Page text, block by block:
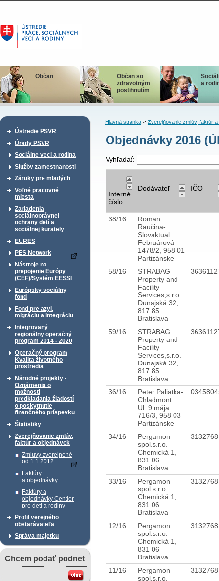
Občan
Občan so
zdravotným
postihnutím
a
Ústredie PSVR
Úrady PSVR
Sociálne veci a rodina
Služby zamestnanosti
Záruky pre mladých
Voľné pracovné
miesta
Zariadenia
sociálnoprávnej
ochrany detí a
sociálnej kurately
EURES
PES Network
Nástroje na
prepojenie Európy
(CEF)/Systém EESSI
Európsky sociálny
fond
Fond pre azyl,
migráciu a integráciu
Integrovaný
regionálny operačný
program 2014 - 2020
Operačný program
Kvalita životného
prostredia
Národné projekty -
Oznámenia o
možnosti
predkladania žiadostí
o poskytnutie
finančného príspevku
Štatistiky
Zverejňovanie zmlúv,
faktúr a objednávok
Zmluvy zverejnené
od 1.1.2012
Faktúry
a objednávky
Faktúry a
objednávky Centier
pre deti a rodiny
Profil verejného
obstarávateľa
Správa majetku
Chcem podať podnet
Hlavná stránka> Zverejňovanie zmlúv, faktúr a
Objednávky 2016
Vyhľadať:
Interné
číslo
Dodávateľ IČO
38/16
Roman
Raučina-
Slovaktual
Februárová
1478/2, 958 01
Partizánske
58/16
STRABAG
Property and
Facility
Services,s.r.o.
Dunajská 32,
817 85
Bratislava
59/16
STRABAG
Property and
Facility
Services,s.r.o.
Dunajská 32,
817 85
Bratislava
36/16
Peter Paliatka-
Chladmont
Ul. 9.mája
716/3, 958 03
Partizánske
34/16
Pergamon
spol.s.r.o.
Chemická 1,
831 06
Bratislava
33/16
Pergamon
spol.s.r.o.
Chemická 1,
831 06
Bratislava
12/16
Pergamon
spol.s.r.o.
Chemická 1,
831 06
Bratislava
11/16
Pergamon
spol.s.r.o.